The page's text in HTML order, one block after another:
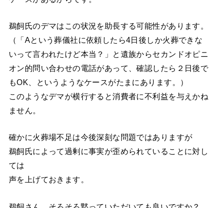
鵜飼氏のデマはこの状況を助長する可能性があります。
（「Aという葬儀社に依頼したら4日後しか火葬できな
いって言われたけど本当？」と遺族からセカンドオピニ
オン的問い合わせの電話があって、確認したら２日後で
もOK、というようなケースがたまにあります。）
このようなデマが横行すると消費者に不利益を与えかね
ません。
確かに火葬場不足は今後深刻な問題ではありますが
鵜飼氏によって過剰に事実が歪められていることに対し
ては
声を上げておきます。